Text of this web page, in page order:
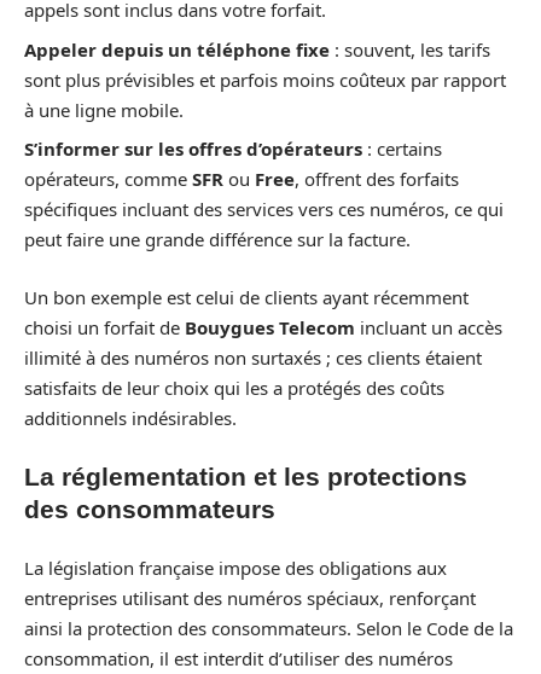
appels sont inclus dans votre forfait.
Appeler depuis un téléphone fixe : souvent, les tarifs
sont plus prévisibles et parfois moins coûteux par rapport
à une ligne mobile.
S’informer sur les offres d’opérateurs : certains
opérateurs, comme SFR ou Free, offrent des forfaits
spécifiques incluant des services vers ces numéros, ce qui
peut faire une grande différence sur la facture.
Un bon exemple est celui de clients ayant récemment
choisi un forfait de Bouygues Telecom incluant un accès
illimité à des numéros non surtaxés ; ces clients étaient
satisfaits de leur choix qui les a protégés des coûts
additionnels indésirables.
La réglementation et les protections
des consommateurs
La législation française impose des obligations aux
entreprises utilisant des numéros spéciaux, renforçant
ainsi la protection des consommateurs. Selon le Code de la
consommation, il est interdit d’utiliser des numéros